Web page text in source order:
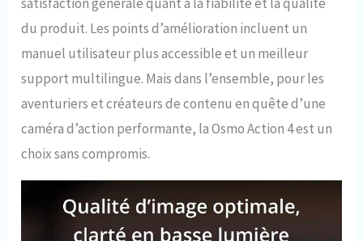
du produit. Les points d’amélioration incluent un
manuel utilisateur plus accessible et un meilleur
support multilingue. Mais dans l’ensemble, pour les
aventuriers et créateurs de contenu en quête d’une
caméra d’action performante, la Osmo Action 4 est un
choix sans compromis.